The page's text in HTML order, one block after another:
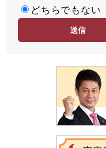
易 どちらでもない